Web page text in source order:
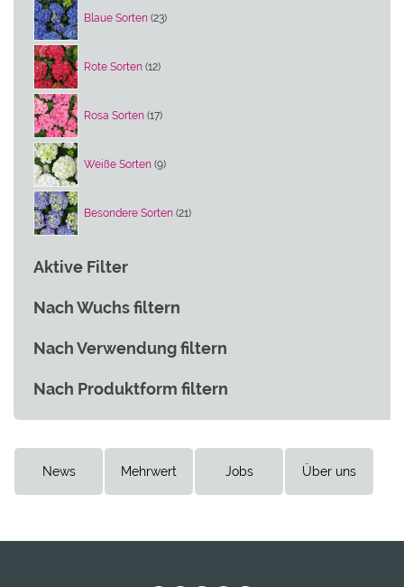
Blaue Sorten 23
Produkte
Rote Sorten 12
Produkte
Rosa Sorten 17
Produkte
Weiße Sorten 9
Produkte
Besondere Sorten 21
Produkte
Aktive Filter
Nach Wuchs filtern
Nach Verwendung filtern
Nach Produktform filtern
News Mehrwert Jobs Über uns